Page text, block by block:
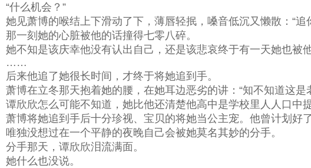
“什么机会？”
她见萧博的喉结上下滑动了下，薄唇轻抿，嗓音低沉又懒散：“追
那一刻她的心脏被他的话撞得七零八碎。
她不知是该庆幸他没有认出自己，还是该悲哀终于有一天她也被他
……
后来他追了她很长时间，才终于将她追到手。
萧博在立冬那天抱着她的腰，在她耳边恶劣的讲：“知不知道这
谭欣欣怎么可能不知道，她比他还清楚他高中是学校里人人口
萧博将她追到手后十分珍视、宝贝的将她当公主宠。他曾计划好
唯独没想过在一个平静的夜晚自己会被她莫名其妙的分手。
分手那天，谭欣欣泪流满面。
她什么也没说。